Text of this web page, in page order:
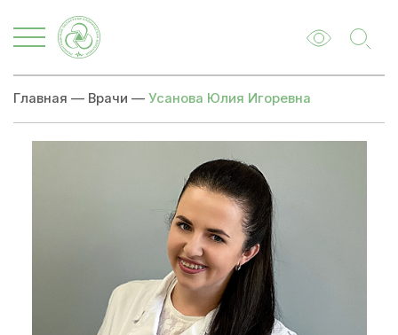
Главная — Врачи — Усанова Юлия Игоревна